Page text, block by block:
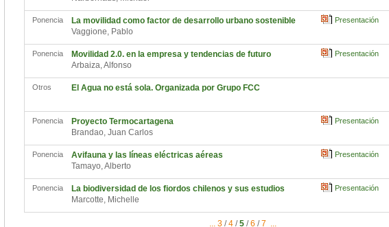
Ponencia
La movilidad como factor de desarrollo urbano sostenible
Vaggione, Pablo
Presentación
Ponencia
Movilidad 2.0. en la empresa y tendencias de futuro
Arbaiza, Alfonso
Presentación
Otros El Agua no está sola. Organizada por Grupo FCC
Ponencia
Proyecto Termocartagena
Brandao, Juan Carlos
Presentación
Ponencia
Avifauna y las líneas eléctricas aéreas
Tamayo, Alberto
Presentación
Ponencia
La biodiversidad de los fiordos chilenos y sus estudios
Marcotte, Michelle
Presentación
... 3 / 4 /5 / 6 / 7 ...